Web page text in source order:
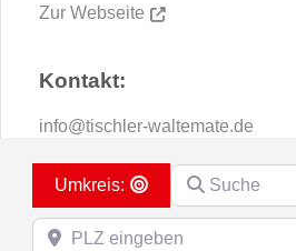
Zur Webseite
Kontakt:
info@tischler-waltemate.de
Search By Distance
Suche
PLZ eingeben